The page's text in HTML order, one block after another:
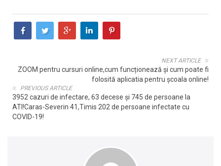
NEXT ARTICLE
ZOOM pentru cursuri online,cum funcționează și cum poate fi
folosită aplicatia pentru școala online!
PREVIOUS ARTICLE
3952 cazuri de infectare, 63 decese și 745 de persoane la
ATI!Caras-Severin 41,Timis 202 de persoane infectate cu
COVID-19!